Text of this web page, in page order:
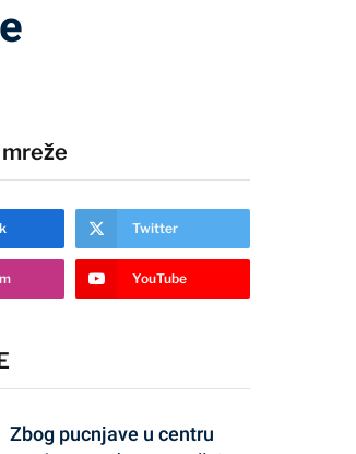
Twitter
YouTube
Zbog pucnjave u centru